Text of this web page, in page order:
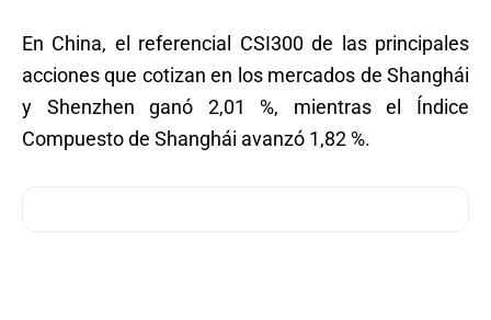
En China, el referencial CSI300 de las principales
acciones que cotizan en los mercados de Shanghái
y Shenzhen ganó 2,01 %, mientras el Índice
Compuesto de Shanghái avanzó 1,82 %.